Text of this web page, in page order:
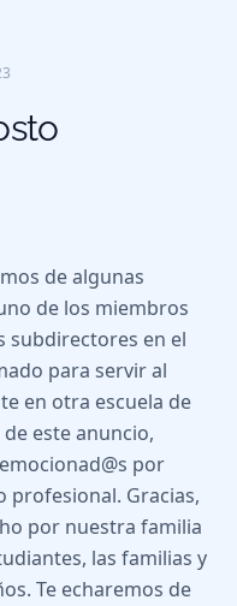
de algunas
de los miembros
subdirectores en el
para servir al
en otra escuela de
este anuncio,
por
profesional. Gracias,
por nuestra familia
las familias y
Te echaremos de